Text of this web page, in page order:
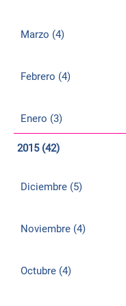
Marzo (4)
Febrero (4)
Enero (3)
2015 (42)
Diciembre (5)
Noviembre (4)
Octubre (4)